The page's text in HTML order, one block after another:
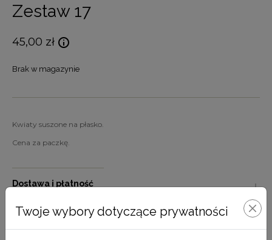
Zestaw 17
45,00 zł
Brak w magazynie
Kwiaty suszone na płasko.
Cena za paczkę.
Dostawa i płatność
Pielęgnacja
Twoje wybory dotyczące prywatności